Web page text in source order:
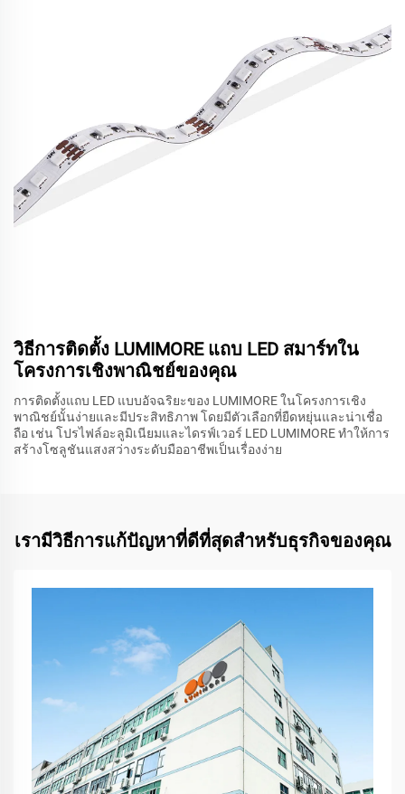
วิธีการติดตั้ง LUMIMORE แถบ LED สมาร์ทใน
โครงการเชิงพาณิชย์ของคุณ
การติดตั้งแถบ LED แบบอัจฉริยะของ LUMIMORE ในโครงการเชิง
พาณิชย์นั้นง่ายและมีประสิทธิภาพ โดยมีตัวเลือกที่ยืดหยุ่นและน่าเชื่อ
ถือ เช่น โปรไฟล์อะลูมิเนียมและไดรฟ์เวอร์ LED LUMIMORE ทำให้การ
สร้างโซลูชันแสงสว่างระดับมืออาชีพเป็นเรื่องง่าย
เรามีวิธีการแก้ปัญหาที่ดีที่สุดสำหรับธุรกิจของคุณ